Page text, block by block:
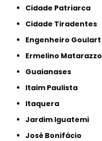
Cidade Patriarca
Cidade Tiradentes
Engenheiro Goulart
Ermelino Matarazzo
Guaianases
Itaim Paulista
Itaquera
Jardim Iguatemi
José Bonifácio